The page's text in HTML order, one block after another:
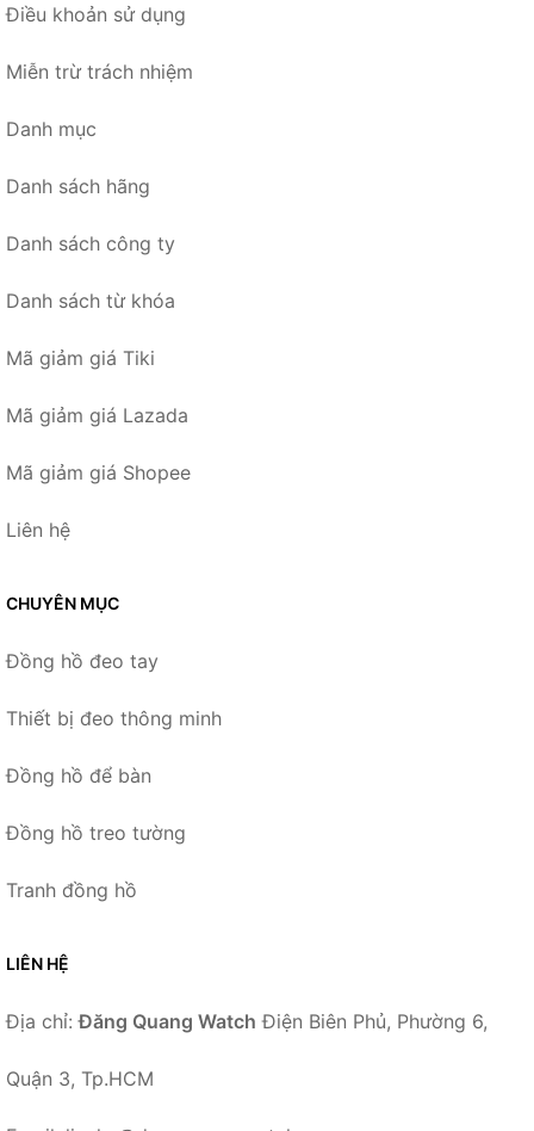
Điều khoản sử dụng
Miễn trừ trách nhiệm
Danh mục
Danh sách hãng
Danh sách công ty
Danh sách từ khóa
Mã giảm giá Tiki
Mã giảm giá Lazada
Mã giảm giá Shopee
Liên hệ
CHUYÊN MỤC
Đồng hồ đeo tay
Thiết bị đeo thông minh
Đồng hồ để bàn
Đồng hồ treo tường
Tranh đồng hồ
LIÊN HỆ
Địa chỉ:Đăng Quang Watch Điện Biên Phủ, Phường 6,
Quận 3, Tp.HCM